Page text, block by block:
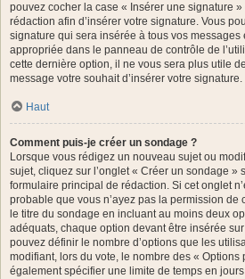
pouvez cocher la case « Insérer une signature
rédaction afin d’insérer votre signature. Vous
signature qui sera insérée à tous vos messages
appropriée dans le panneau de contrôle de
cette dernière option, il ne vous sera plus utile
message votre souhait d’insérer votre signature.
Haut
Comment puis-je créer un sondage ?
Lorsque vous rédigez un nouveau sujet ou
sujet, cliquez sur l’onglet « Créer un sondage »
formulaire principal de rédaction. Si cet onglet
probable que vous n’ayez pas la permission de
le titre du sondage en incluant au moins deux
adéquats, chaque option devant être insérée
pouvez définir le nombre d’options que les
modifiant, lors du vote, le nombre des « Options
également spécifier une limite de temps en